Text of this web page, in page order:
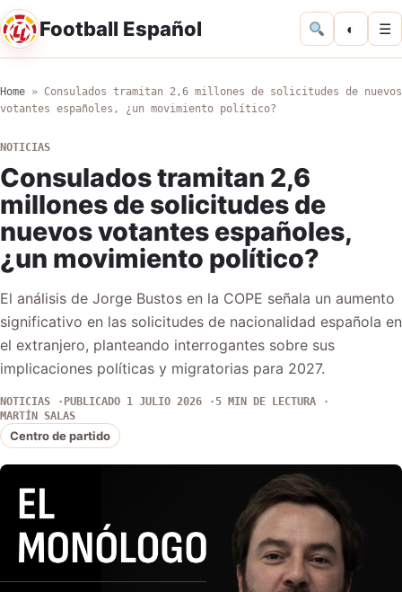
Football Español ◐ ☰
Home » Consulados tramitan 2,6 millones de solicitudes de nuevos
votantes españoles, ¿un movimiento político?
NOTICIAS
Consulados tramitan 2,6
millones de solicitudes de
nuevos votantes españoles,
¿un movimiento político?
El análisis de Jorge Bustos en la COPE señala un aumento
significativo en las solicitudes de nacionalidad española en
el extranjero, planteando interrogantes sobre sus
implicaciones políticas y migratorias para 2027.
NOTICIAS PUBLICADO 1 JULIO 2026
5 MIN DE LECTURA
MARTÍN SALAS
Centro de partido